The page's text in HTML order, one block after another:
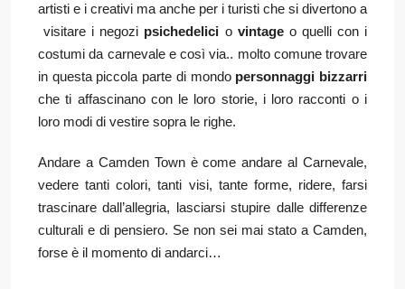
artisti e i creativi ma anche per i turisti che si divertono a
visitare i negozi psichedelici o vintageo quelli con i
costumi da carnevale e così via.. molto comune trovare
in questa piccola parte di mondo personnaggi bizzarri
che ti affascinano con le loro storie, i loro racconti o i
loro modi di vestire sopra le righe.
Andare a Camden Town è come andare al Carnevale,
vedere tanti colori, tanti visi, tante forme, ridere, farsi
trascinare dall’allegria, lasciarsi stupire dalle differenze
culturali e di pensiero. Se non sei mai stato a Camden,
forse è il momento di andarci…